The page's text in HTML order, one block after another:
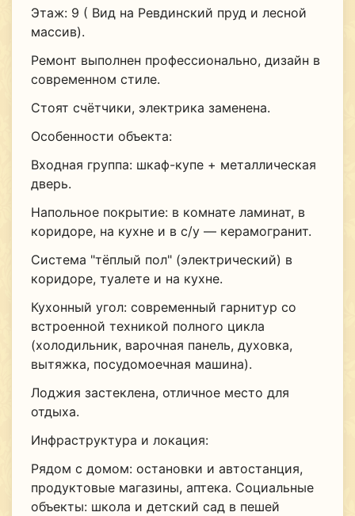
Этаж: 9 ( Вид на Ревдинский пруд и лесной
массив).
Ремонт выполнен профессионально, дизайн в
современном стиле.
Стоят счётчики, электрика заменена.
Особенности объекта:
Входная группа: шкаф-купе + металлическая
дверь.
Напольное покрытие: в комнате ламинат, в
коридоре, на кухне и в с/у — керамогранит.
Система "тёплый пол" (электрический) в
коридоре, туалете и на кухне.
Кухонный угол: современный гарнитур со
встроенной техникой полного цикла
(холодильник, варочная панель, духовка,
вытяжка, посудомоечная машина).
Лоджия застеклена, отличное место для
отдыха.
Инфраструктура и локация:
Рядом с домом: остановки и автостанция,
продуктовые магазины, аптека. Социальные
объекты: школа и детский сад в пешей